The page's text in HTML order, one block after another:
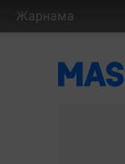
Жарнама